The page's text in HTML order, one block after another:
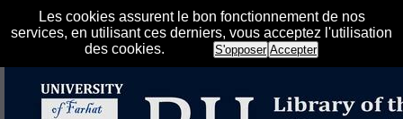
Les cookies assurent le bon fonctionnement de nos
services, en utilisant ces derniers, vous acceptez l'utilisation
des cookies.
S'opposer Accepter
الإلكتروني على الخط المباشر لمكتبة كلية